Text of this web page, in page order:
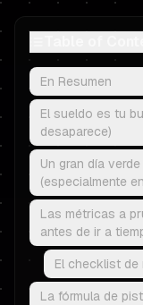
En Resumen
El sueldo es tu
desaparece)
Un gran día
(especialmente
Las métricas a
antes de ir a
El checklist
La fórmula de